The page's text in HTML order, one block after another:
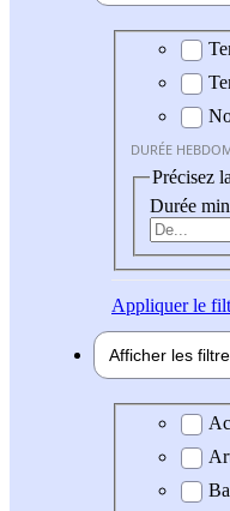
Durée
DURÉE
Précisez
Durée
Appliquerle
Afficher les
Domaine